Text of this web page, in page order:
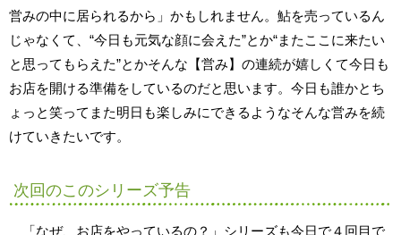
営みの中に居られるから」かもしれません。鮎を売っているん
じゃなくて、“今日も元気な顔に会えた”とか“またここに来たい
と思ってもらえた”とかそんな【営み】の連続が嬉しくて今日も
お店を開ける準備をしているのだと思います。今日も誰かとち
ょっと笑ってまた明日も楽しみにできるようなそんな営みを続
けていきたいです。
次回のこのシリーズ予告
「なぜ、お店をやっているの？」シリーズも今日で４回目で